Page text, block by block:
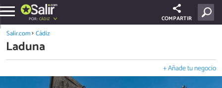
POR: CÁDIZ COMPARTIR
Salir.com Cádiz
Laduna
+ Añade tu negocio